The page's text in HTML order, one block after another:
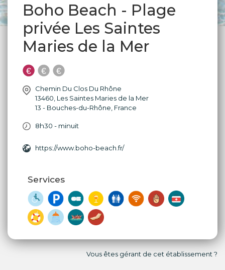
Boho Beach - Plage
privée Les Saintes
Maries de la Mer
Chemin Du Clos Du Rhône
13460, Les Saintes Maries de la Mer
13 - Bouches-du-Rhône, France
8h30 - minuit
https://www.boho-beach.fr/
Services
Vous êtes gérant de cet établissement ?